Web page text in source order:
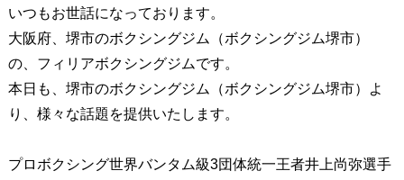
いつもお世話になっております。
大阪府、堺市のボクシングジム（ボクシングジム堺市）
の、フィリアボクシングジムです。
本日も、堺市のボクシングジム（ボクシングジム堺市）よ
り、様々な話題を提供いたします。
プロボクシング世界バンタム級3団体統一王者井上尚弥選手